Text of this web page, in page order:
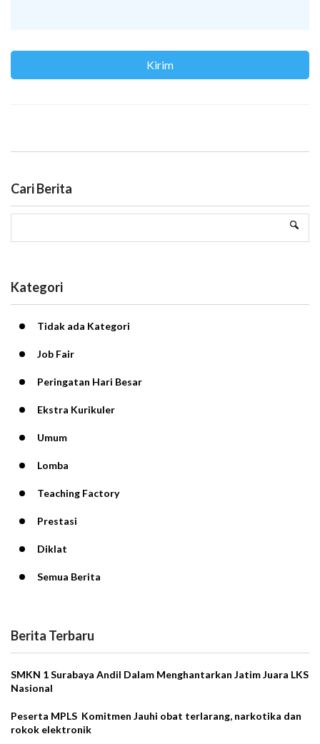
Cari Berita
Kategori
Tidak ada Kategori
Job Fair
Peringatan Hari Besar
Ekstra Kurikuler
Umum
Lomba
Teaching Factory
Prestasi
Diklat
Semua Berita
Berita Terbaru
SMKN 1 Surabaya Andil Dalam Menghantarkan Jatim Juara LKS
Nasional
Peserta MPLS Komitmen Jauhi obat terlarang, narkotika dan
rokok elektronik